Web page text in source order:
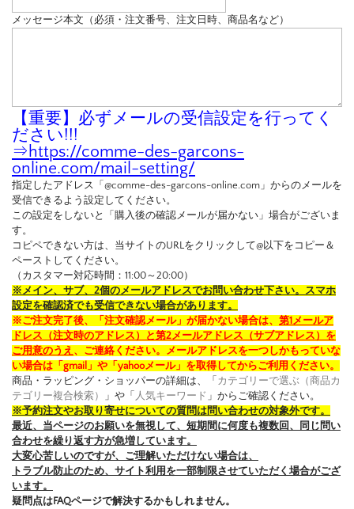
メッセージ本文（必須・注文番号、注文日時、商品名など）
【重要】必ずメールの受信設定を行ってく
ださい!!!
⇒https://comme-des-garcons-
online.com/mail-setting/
指定したアドレス「@comme-des-garcons-online.com」からのメールを
受信できるよう設定してください。
この設定をしないと「購入後の確認メールが届かない」場合がございま
す。
コピペできない方は、当サイトのURLをクリックして@以下をコピー＆
ペーストしてください。
（カスタマー対応時間：11:00～20:00）
※メイン、サブ、2個のメールアドレスでお問い合わせ下さい。スマホ
設定を確認済でも受信できない場合があります。
※ご注文完了後、「注文確認メール」が届かない場合は、 第1メールア
ドレス（注文時のアドレス）と第2メールアドレス（サブアドレス）を
ご用意のうえ 、ご連絡ください。メールアドレスを一つしかもっていな
い場合は「gmail」や「yahooメール」を取得してからご利用ください。
商品・ラッピング・ショッパーの詳細は、「 カテゴリーで選ぶ（商品カ
テゴリー複合検索）
」や「 人気キーワード 」からご確認ください。
※予約注文やお取り寄せについての質問は問い合わせの対象外です。
最近、当ページのお願いを無視して、短期間に何度も複数回、同じ問い
合わせを繰り返す方が急増しています。
大変心苦しいのですが、ご理解いただけない場合は、
トラブル防止のため、サイト利用を一部制限させていただく場合がござ
います。
疑問点はFAQページで解決するかもしれません。